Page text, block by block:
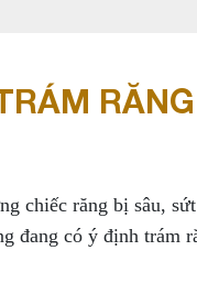
chiếc răng bị sâu,
đang có ý định